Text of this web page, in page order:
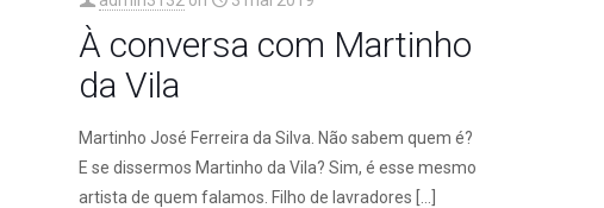
À conversa com Martinho
da Vila
Martinho José Ferreira da Silva. Não sabem quem é?
E se dissermos Martinho da Vila? Sim, é esse mesmo
artista de quem falamos. Filho de lavradores